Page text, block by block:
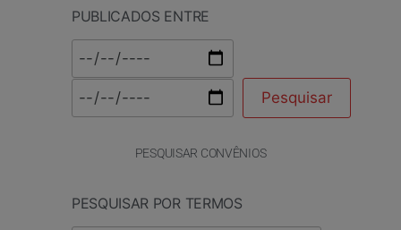
PUBLICADOS ENTRE
PESQUISAR CONVÊNIOS
PESQUISAR POR TERMOS